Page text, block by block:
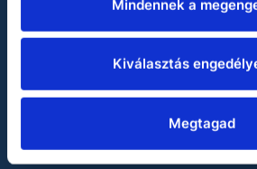
Mindennek a
Kiválasztás
Megtagad
LOOKING FOR
Binder
Heidolph
Julabo
Miele